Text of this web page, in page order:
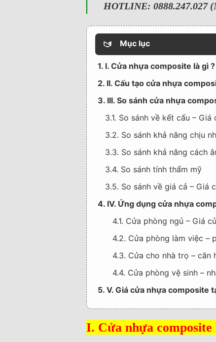
HOTLINE: 0888.247.027
Mục lục
1. I. Cửa nhựa composite là gì
2. II. Cấu tạo cửa nhựa
3. III. So sánh cửa nhựa
3.1. So sánh về kết cấu –
3.2. So sánh khả năng chịu
3.3. So sánh khả năng cách
3.4. So sánh tính thẩm mỹ
3.5. So sánh về giá cả – Giá
4. IV. Ứng dụng cửa nhựa
4.1. Cửa phòng ngủ – Giá
4.2. Cửa phòng làm việc –
4.3. Cửa cho nhà trọ – căn
4.4. Cửa phòng vệ sinh –
5. V. Giá cửa nhựa composite
6. VI. Đơn vị cung cấp cửa
7. HỆ THỐNG SHOWROOM
I. Cửa nhựa composite